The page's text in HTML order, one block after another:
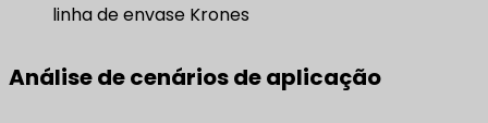
linha de envase Krones
Análise de cenários de aplicação